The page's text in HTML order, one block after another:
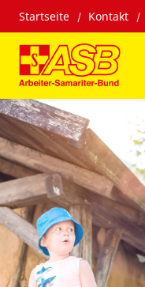
Startseite Kontakt